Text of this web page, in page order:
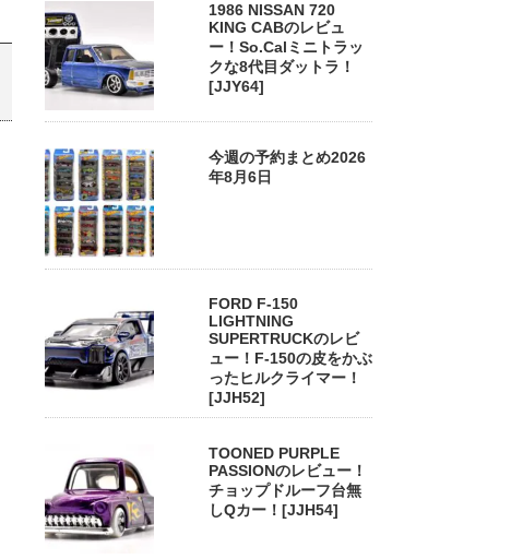
1986 NISSAN 720
KING CABのレビュ
ー！So.Calミニトラッ
クな8代目ダットラ！
[JJY64]
今週の予約まとめ2026
年8月6日
FORD F-150
LIGHTNING
SUPERTRUCKのレビ
ュー！F-150の皮をかぶ
ったヒルクライマー！
[JJH52]
TOONED PURPLE
PASSIONのレビュー！
チョップドルーフ台無
しQカー！[JJH54]